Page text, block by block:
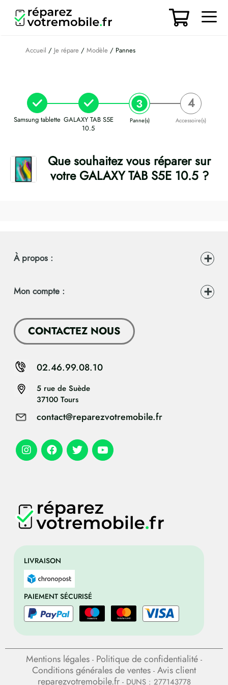
contenu
Accueil / Je répare / Modèle / Pannes
Samsung tablette GALAXY TAB S5E
10.5
Panne(s) Accessoire(s)
Que souhaitez vous réparer sur
votre GALAXY TAB S5E 10.5 ?
LIVRAISON
PAIEMENT SÉCURISÉ
À propos :
Mon compte :
CONTACTEZ NOUS
5 rue de Suède
37100 Tours
contact@reparezvotremobile.fr
02.46.99.08.10
Mentions légales - Politique de confidentialité -
Conditions générales de ventes - Avis client
reparezvotremobile.fr- DUNS : 277143778